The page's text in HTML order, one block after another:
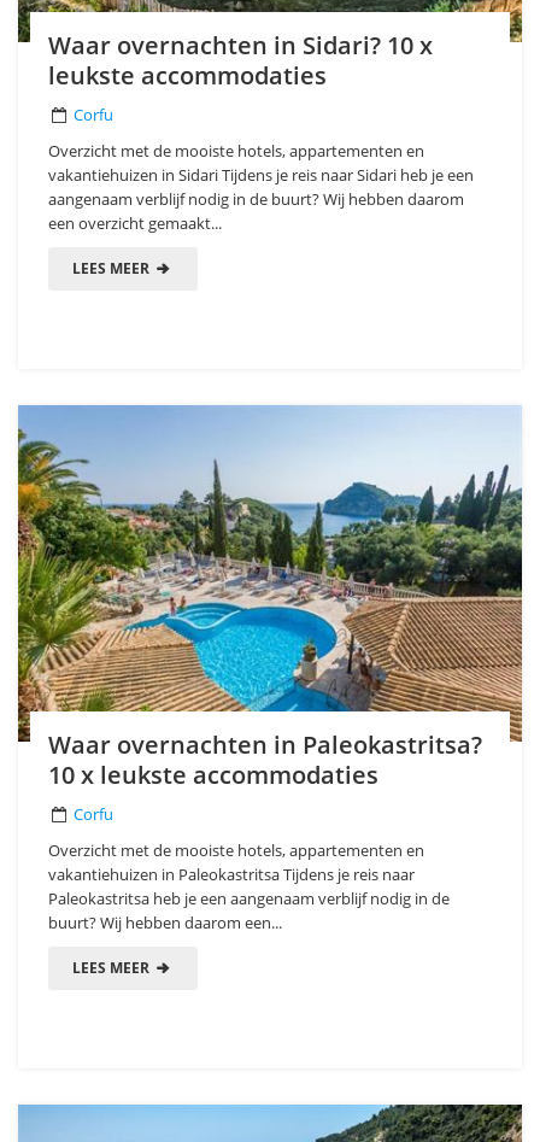
Waar overnachten in Sidari? 10 x
leukste accommodaties
Corfu
Overzicht met de mooiste hotels, appartementen en
vakantiehuizen in Sidari Tijdens je reis naar Sidari heb je een
aangenaam verblijf nodig in de buurt? Wij hebben daarom
een overzicht gemaakt...
LEES MEER
Waar overnachten in Paleokastritsa?
10 x leukste accommodaties
Corfu
Overzicht met de mooiste hotels, appartementen en
vakantiehuizen in Paleokastritsa Tijdens je reis naar
Paleokastritsa heb je een aangenaam verblijf nodig in de
buurt? Wij hebben daarom een...
LEES MEER